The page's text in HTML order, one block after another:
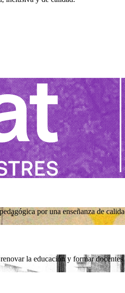
por una enseñanza de
la educación y formar docentes.